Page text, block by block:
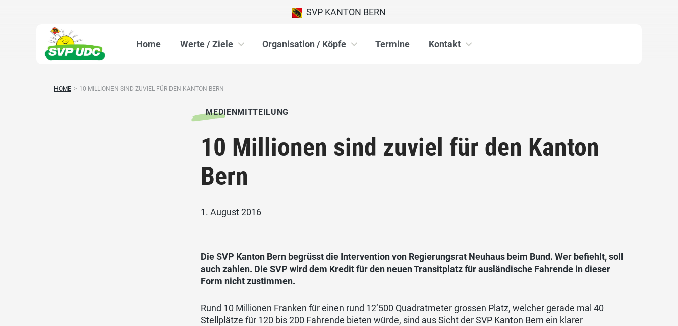
SVP KANTON BERN
Home Werte / Ziele Organisation / Köpfe Termine Kontakt
HOME > 10 MILLIONEN SIND ZUVIEL FÜR DEN KANTON BERN
MEDIENMITTEILUNG
10 Millionen sind zuviel für den Kanton
Bern
1. August 2016
Die SVP Kanton Bern begrüsst die Intervention von Regierungsrat Neuhaus beim Bund. Wer befiehlt, soll
auch zahlen. Die SVP wird dem Kredit für den neuen Transitplatz für ausländische Fahrende in dieser
Form nicht zustimmen.
Rund 10 Millionen Franken für einen rund 12‘500 Quadratmeter grossen Platz, welcher gerade mal 40
Stellplätze für 120 bis 200 Fahrende bieten würde, sind aus Sicht der SVP Kanton Bern ein klarer